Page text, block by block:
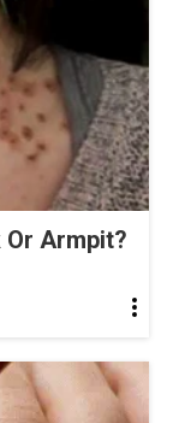
Or Armpit?